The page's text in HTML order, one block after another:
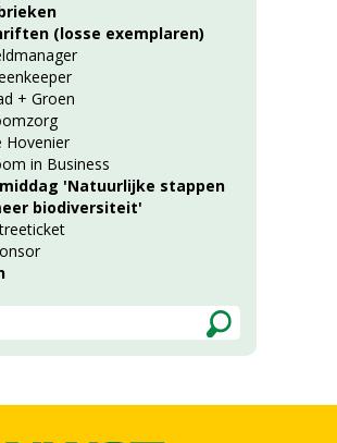
(losse exemplaren)
+ Groen
Hovenier
in Business
'Natuurlijke stappen
biodiversiteit'